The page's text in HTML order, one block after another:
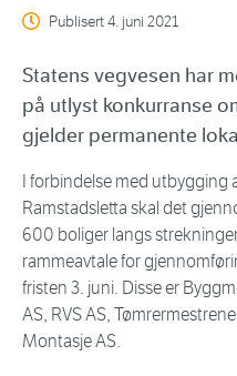
Publisert4. juni 2021
Statens vegvesen har
på utlyst konkurranse
gjelder permanente
I forbindelse med utbygging
Ramstadsletta skal det
600 boliger langs
rammeavtale for
fristen 3. juni. Disse er
AS, RVS AS,
Montasje AS.